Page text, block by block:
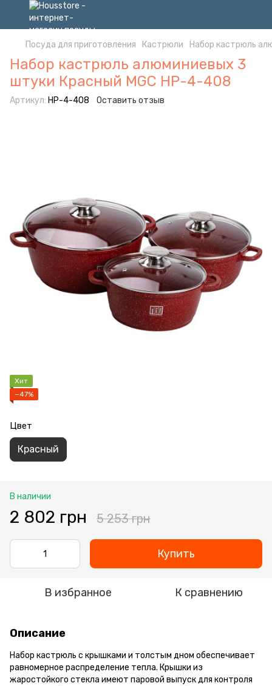
Посуда для приготовления Кастрюли Набор кастрюль
Набор кастрюль алюминиевых 3
штуки Красный MGC HP-4-408
Артикул: HP-4-408 Оставить отзыв
Хит
−47%
Цвет
Красный
В наличии
2 802 грн 5 253 грн
Купить
В избранное К сравнению
Описание
Набор кастрюль с крышками и толстым дном обеспечивает
равномерное распределение тепла. Крышки из
жаростойкого стекла имеют паровой выпуск для контроля